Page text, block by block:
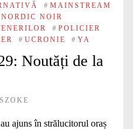
# MAINSTREAM
NORDIC NOIR
# POLICIER
# UCRONIE # YA
Noutăți de la
ajuns în strălucitorul oraș